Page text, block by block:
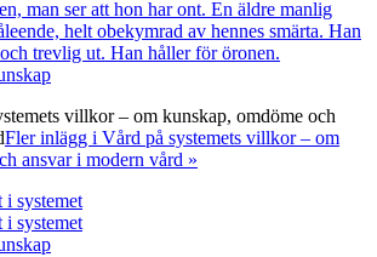
villkor – om kunskap, omdöme och
Fler inlägg i Vård på systemets villkor – om
ansvar i modern vård »
systemet
systemet